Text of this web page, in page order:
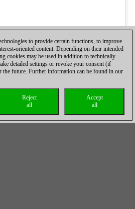
to provide certain functions, to improve
oriented content. Depending on their intended
cookies may be used in addition to technically
detailed settings or revoke your consent (if
future. Further information can be found in our
Accept
all
Reject
all